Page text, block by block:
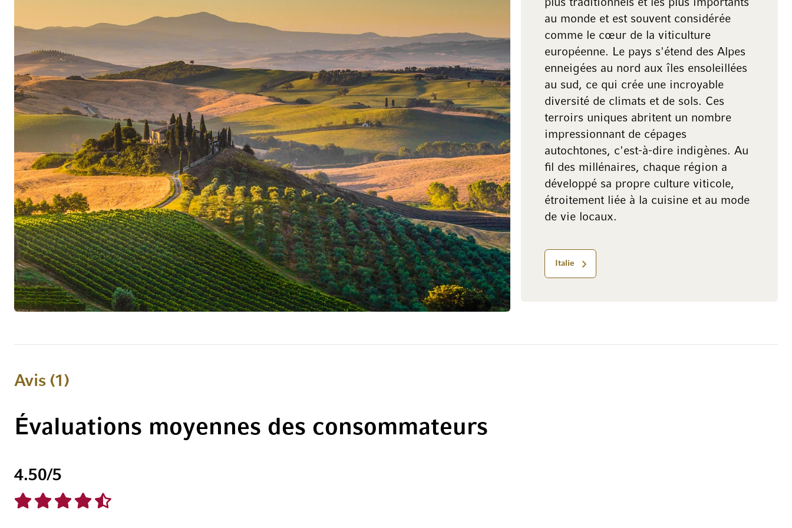
engendrés. La minéralité des sols et le doux climat du Lac de Garde délivrent à
Des vins diversifiés
A partir des cépages trebbiano di lugana, incrozio manzoni et riesling et des
variétés rouges gropello, marzemino, barbera, cabernet sauvignon, sangiovese
et pinot noir, Daniele Malavasi élabore des vins harmonieux, déjà extrêmement
plaisants dans leur jeunesse. En plus, ils sont remarquables de polyvalence: en
particulier le Lugana qui ne se contente pas d’être un excellent vin d’été ou un
apéritif, mais qui avec son caractère méditerranéen, est parfait avec du poisson,
du risotto et des pâtes, tout comme avec des viandes blanches. De même, les
vins rouges corsés et souples de la cave familiale sont des solistes épatants
comme les partenaires heureux du fromage affiné, des plats de pâtes relevés et
du gibier.
plus traditionnels et les plus importants
au monde et est souvent considérée
comme le cœur de la viticulture
européenne. Le pays s'étend des Alpes
enneigées au nord aux îles ensoleillées
au sud, ce qui crée une incroyable
diversité de climats et de sols. Ces
terroirs uniques abritent un nombre
impressionnant de cépages
autochtones, c'est-à-dire indigènes. Au
fil des millénaires, chaque région a
développé sa propre culture viticole,
étroitement liée à la cuisine et au mode
de vie locaux.
Italie
Avis 1
Évaluations moyennes des consommateurs
4.50/5